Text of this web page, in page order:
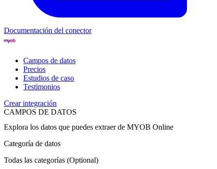
Documentación del conector
Campos de datos
Precios
Estudios de caso
Testimonios
Crear integración
CAMPOS DE DATOS
Explora los datos que puedes extraer de MYOB Online
Categoría de datos
Todas las categorías (Optional)